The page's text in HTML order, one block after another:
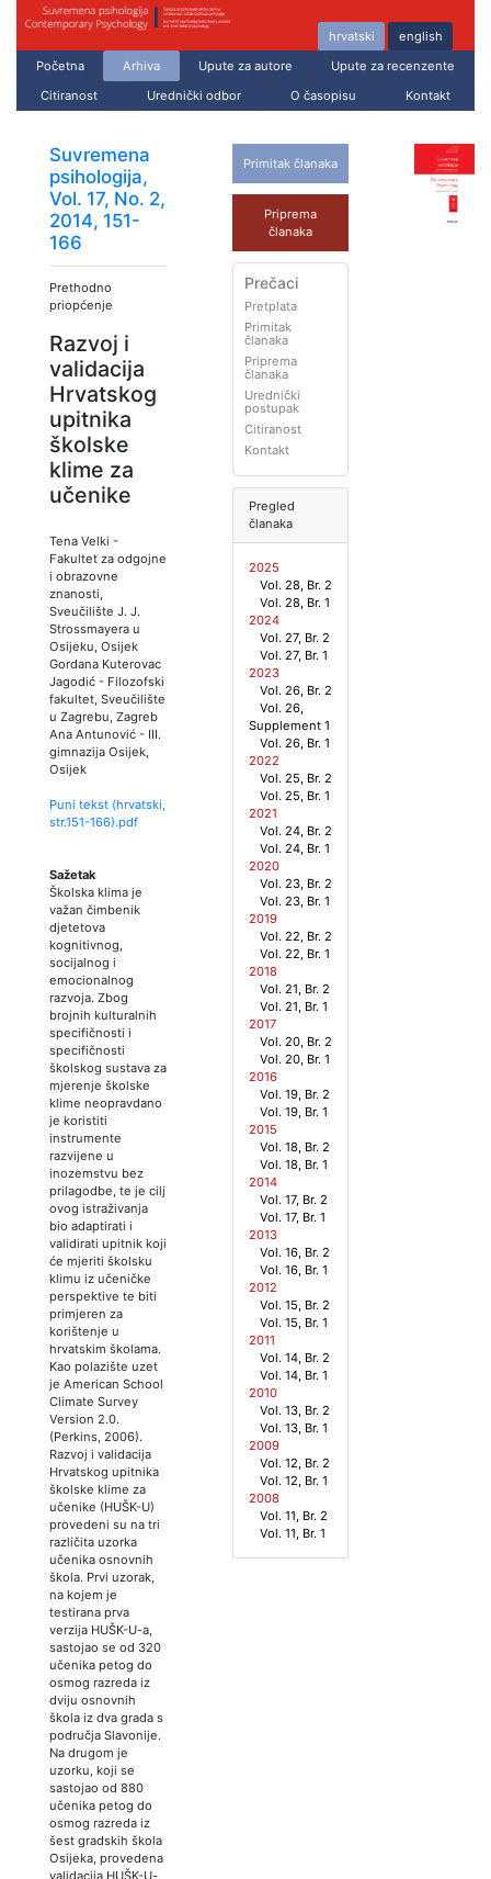
hrvatski
english
Početna
Arhiva Upute za autore
Upute za recenzente
Citiranost
Urednički odbor O časopisu Kontakt
Suvremena
psihologija,
Vol. 17, No. 2,
2014, 151-
166
Prethodno
priopćenje
Razvoj i
validacija
Hrvatskog
upitnika
školske
klime za
učenike
Tena Velki -
Fakultet za odgojne
i obrazovne
znanosti,
Sveučilište J. J.
Strossmayera u
Osijeku, Osijek
Gordana Kuterovac
Jagodić - Filozofski
fakultet, Sveučilište
u Zagrebu, Zagreb
Ana Antunović - III.
gimnazija Osijek,
Osijek
Puni tekst (hrvatski,
str.151-166).pdf
Sažetak
Školska klima je
važan čimbenik
djetetova
kognitivnog,
socijalnog i
emocionalnog
razvoja. Zbog
brojnih kulturalnih
specifičnosti i
specifičnosti
školskog sustava za
mjerenje školske
klime neopravdano
je koristiti
instrumente
razvijene u
inozemstvu bez
prilagodbe, te je cilj
ovog istraživanja
bio adaptirati i
validirati upitnik koji
će mjeriti školsku
klimu iz učeničke
perspektive te biti
primjeren za
korištenje u
hrvatskim školama.
Kao polazište uzet
je American School
Climate Survey
Version 2.0.
(Perkins, 2006).
Razvoj i validacija
Hrvatskog upitnika
školske klime za
učenike (HUŠK-U)
provedeni su na tri
različita uzorka
učenika osnovnih
škola. Prvi uzorak,
na kojem je
testirana prva
verzija HUŠK-U-a,
sastojao se od 320
učenika petog do
osmog razreda iz
dviju osnovnih
škola iz dva grada s
područja Slavonije.
Na drugom je
uzorku, koji se
sastojao od 880
učenika petog do
osmog razreda iz
šest gradskih škola
Osijeka, provedena
validacija HUŠK-U-
Primitak članaka
Priprema
članaka
Prečaci
Pretplata
Primitak
članaka
Priprema
članaka
Urednički
postupak
Citiranost
Kontakt
Pregled
članaka
2025
Vol. 28, Br. 2
Vol. 28, Br. 1
2024
Vol. 27, Br. 2
Vol. 27, Br. 1
2023
Vol. 26, Br. 2
Vol. 26,
Supplement 1
Vol. 26, Br. 1
2022
Vol. 25, Br. 2
Vol. 25, Br. 1
2021
Vol. 24, Br. 2
Vol. 24, Br. 1
2020
Vol. 23, Br. 2
Vol. 23, Br. 1
2019
Vol. 22, Br. 2
Vol. 22, Br. 1
2018
Vol. 21, Br. 2
Vol. 21, Br. 1
2017
Vol. 20, Br. 2
Vol. 20, Br. 1
2016
Vol. 19, Br. 2
Vol. 19, Br. 1
2015
Vol. 18, Br. 2
Vol. 18, Br. 1
2014
Vol. 17, Br. 2
Vol. 17, Br. 1
2013
Vol. 16, Br. 2
Vol. 16, Br. 1
2012
Vol. 15, Br. 2
Vol. 15, Br. 1
2011
Vol. 14, Br. 2
Vol. 14, Br. 1
2010
Vol. 13, Br. 2
Vol. 13, Br. 1
2009
Vol. 12, Br. 2
Vol. 12, Br. 1
2008
Vol. 11, Br. 2
Vol. 11, Br. 1